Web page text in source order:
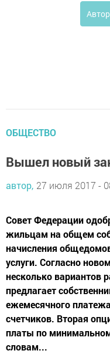
ОБЩЕСТВО
Вышел новый
автор, 27 июля 2017 -
Совет Федерации
жильцам на общем
начисления
услуги. Согласно
несколько вариантов
предлагает
ежемесячного
счетчиков. Вторая
платы по
словам...